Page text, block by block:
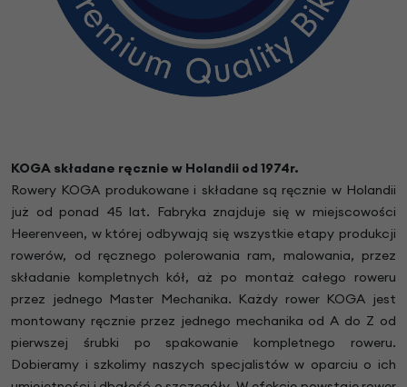
KOGA składane ręcznie w Holandii od 1974r.
Rowery KOGA produkowane i składane są ręcznie w Holandii
już od ponad 45 lat. Fabryka znajduje się w miejscowości
Heerenveen, w której odbywają się wszystkie etapy produkcji
rowerów, od ręcznego polerowania ram, malowania, przez
składanie kompletnych kół, aż po montaż całego roweru
przez jednego Master Mechanika. Każdy rower KOGA jest
montowany ręcznie przez jednego mechanika od A do Z od
pierwszej śrubki po spakowanie kompletnego roweru.
Dobieramy i szkolimy naszych specjalistów w oparciu o ich